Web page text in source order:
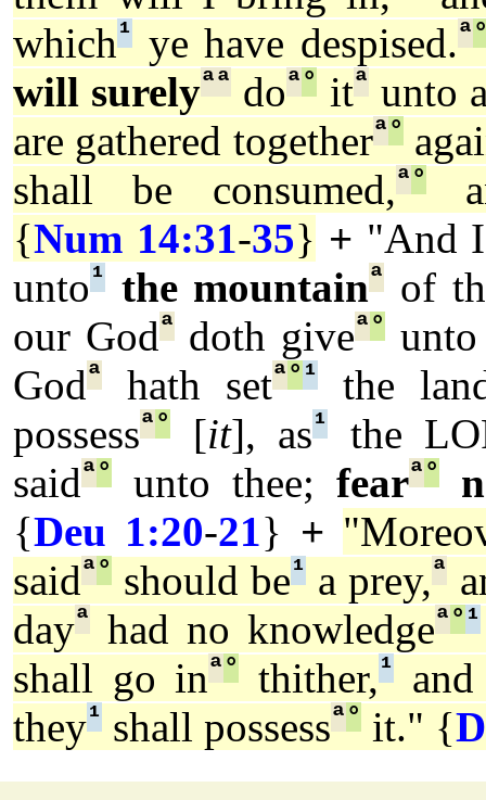
which¹ ye have despised.ª
will surelyªª doª° itª unto
are gathered togetherª°
shall be consumed,ª°
{Num 14:31-35} + "And
unto¹ the mountainª
of
our Godªdoth giveª°
Godª hath setª° ¹
the
possessª° [it], as¹
the
saidª° unto thee; fearª°
{Deu 1:20-21} +
saidª° should be¹ a prey,ª
dayª had no knowledgeª° ¹
shall go inª° thither,¹and
they¹ shall possessª° it." {